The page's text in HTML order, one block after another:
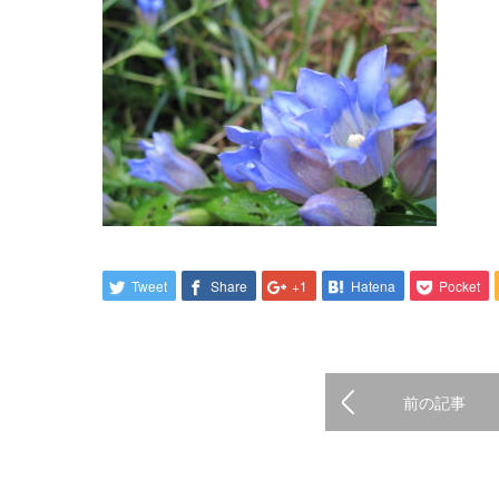
Tweet Share +1 Hatena Pocket
前の記事